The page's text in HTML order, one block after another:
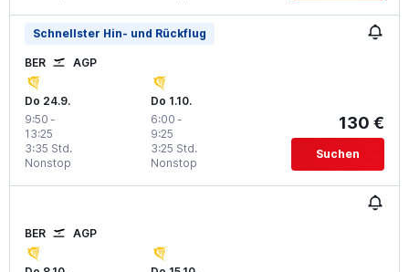
Schnellster Hin- und Rückflug
BER AGP
Do 24.9.
9:50 -
13:25
Nonstop
3:35 Std.
Do 1.10.
6:00 -
9:25
Nonstop
3:25 Std.
130 €
Suchen
BER AGP